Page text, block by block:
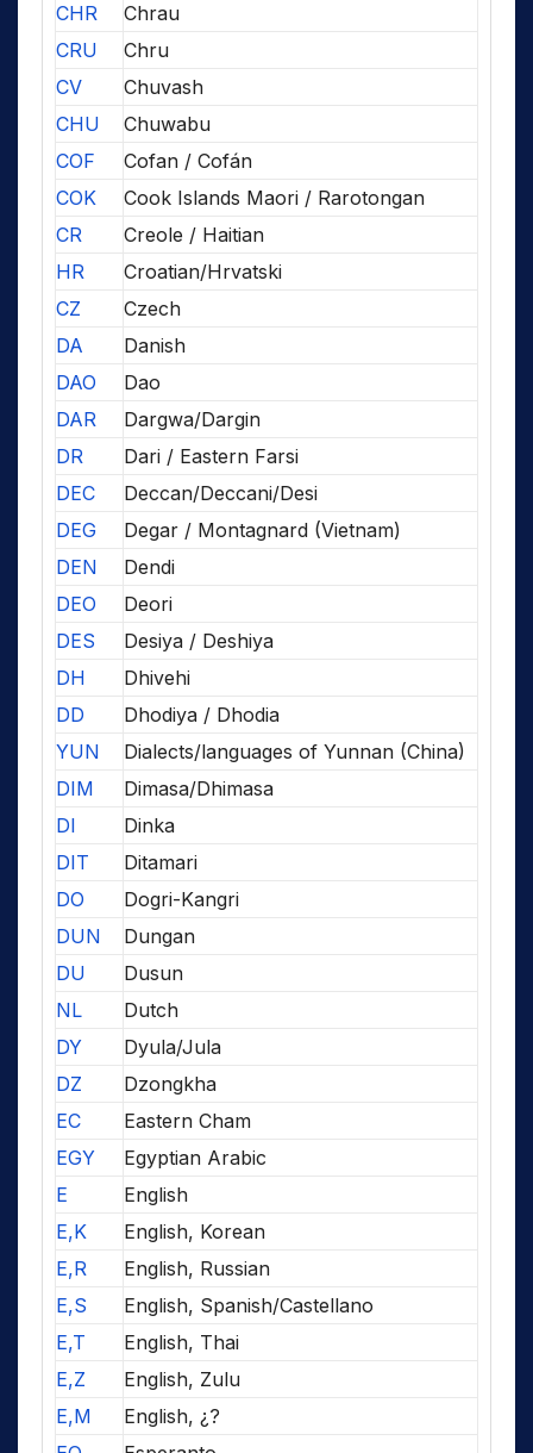
CHR
Chrau
CRU
Chru
CV
Chuvash
CHU
Chuwabu
COF
Cofan / Cofán
COK
Cook Islands Maori / Rarotongan
CR
Creole / Haitian
HR
Croatian/Hrvatski
CZ
Czech
DA
Danish
DAO
Dao
DAR
Dargwa/Dargin
DR
Dari / Eastern Farsi
DEC
Deccan/Deccani/Desi
DEG
Degar / Montagnard (Vietnam)
DEN
Dendi
DEO
Deori
DES
Desiya / Deshiya
DH
Dhivehi
DD
Dhodiya / Dhodia
YUN
Dialects/languages of Yunnan (China)
DIM
Dimasa/Dhimasa
DI
Dinka
DIT
Ditamari
DO
Dogri-Kangri
DUN
Dungan
DU
Dusun
NL
Dutch
DY
Dyula/Jula
DZ
Dzongkha
EC
Eastern Cham
EGY
Egyptian Arabic
E
English
E,K
English, Korean
E,R
English, Russian
E,S
English, Spanish/Castellano
E,T
English, Thai
E,Z
English, Zulu
E,M
English, ¿?